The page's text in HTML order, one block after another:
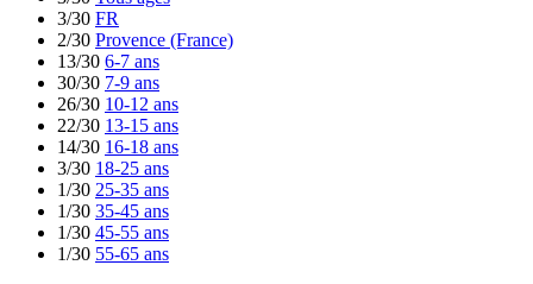
3/30 FR
2/30 Provence (France)
13/30 6-7 ans
30/30 7-9 ans
26/30 10-12 ans
22/30 13-15 ans
14/30 16-18 ans
3/30 18-25 ans
1/30 25-35 ans
1/30 35-45 ans
1/30 45-55 ans
1/30 55-65 ans